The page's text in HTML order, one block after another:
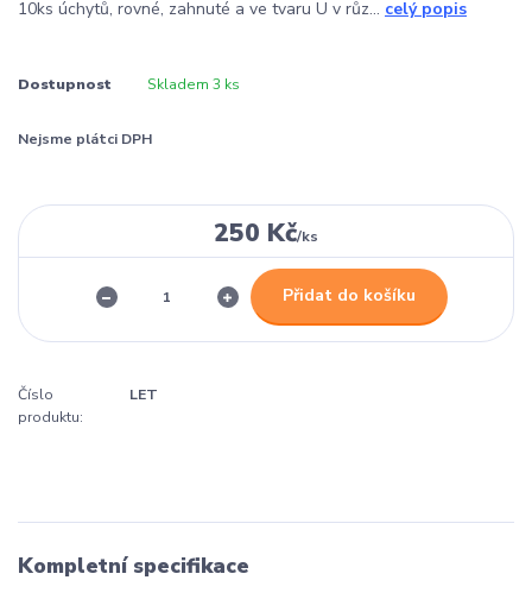
10ks úchytů, rovné, zahnuté a ve tvaru U v růz... celý popis
Dostupnost Skladem 3 ks
Nejsme plátci DPH
250 Kč/ks
Přidat do košíku
Číslo
produktu:
LET
Kompletní specifikace